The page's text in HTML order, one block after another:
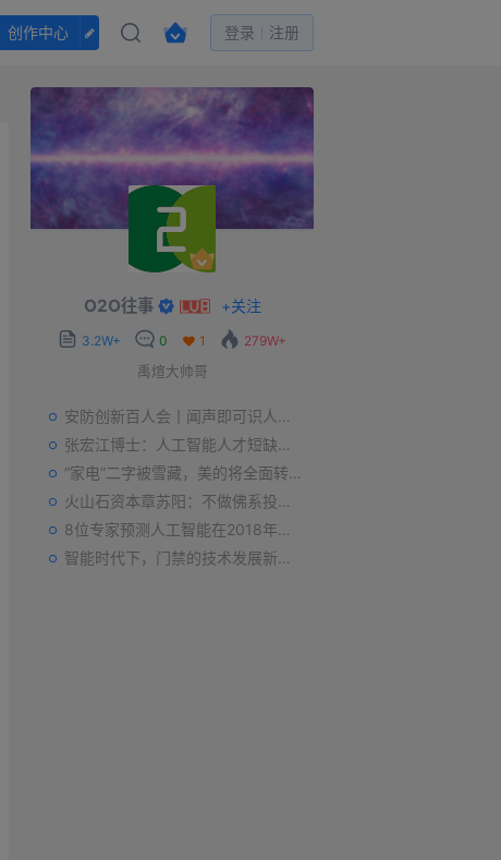
创作中心 登录 注册
O2O往事 +关注
3.2W+ 0 1
279W+
禹煊大帅哥
安防创新百人会丨闻声即可识人，虚拟诈骗的克星——声纹识别
张宏江博士：人工智能人才短缺是世界性问题
“家电”二字被雪藏，美的将全面转型智能制造？
火山石资本章苏阳：不做佛系投资人，为企业价值战斗到底
8位专家预测人工智能在2018年对我们的影响
智能时代下，门禁的技术发展新趋势